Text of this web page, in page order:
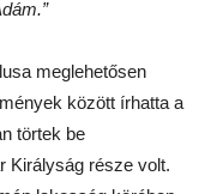
meglehetősen
között írhatta a
törtek be
Királyság része volt.